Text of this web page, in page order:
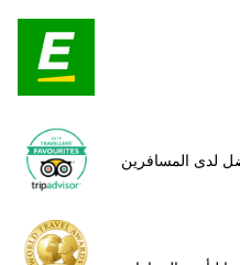
لدى المسافرين